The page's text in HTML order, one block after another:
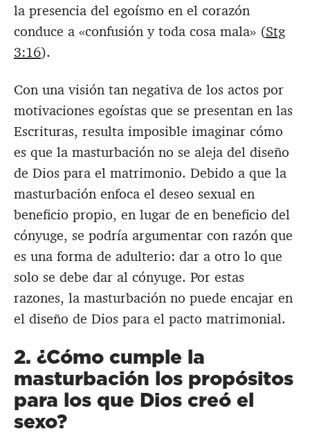
la presencia del egoísmo en el corazón
conduce a «confusión y toda cosa mala» (Stg
3:16).
Con una visión tan negativa de los actos por
motivaciones egoístas que se presentan en las
Escrituras, resulta imposible imaginar cómo
es que la masturbación no se aleja del diseño
de Dios para el matrimonio. Debido a que la
masturbación enfoca el deseo sexual en
beneficio propio, en lugar de en beneficio del
cónyuge, se podría argumentar con razón que
es una forma de adulterio: dar a otro lo que
solo se debe dar al cónyuge. Por estas
razones, la masturbación no puede encajar en
el diseño de Dios para el pacto matrimonial.
2. ¿Cómo cumple la
masturbación los propósitos
para los que Dios creó el
sexo?